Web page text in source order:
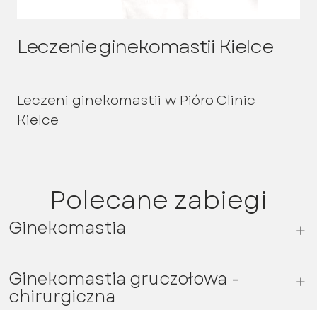
Leczenie ginekomastii Kielce
Leczeni ginekomastii w Pióro Clinic
Kielce
Polecane zabiegi
Ginekomastia
Ginekomastia gruczołowa -
chirurgiczna